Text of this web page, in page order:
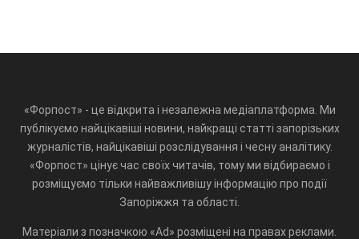
«Форпост» - це відкрита і незалежна медіаплатформа. Ми
публікуємо найцікавіші новини, найкращі статті запорізьких
журналістів, найцікавіші розслідування і чесну аналітику.
«Форпост» цінує час своїх читачів, тому ми відбираємо і
розміщуємо тільки найважливішу інформацію про події
Запоріжжя та області.
Матеріали з позначкою «Ad» розміщені на правах реклами.